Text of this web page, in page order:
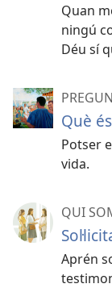
Quan
ningú
Déu sí
Què
Potser
vida.
QUI
Aprén